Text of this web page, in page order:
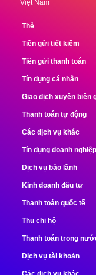
Việt Nam
Thẻ
Tiền gửi tiết kiệm
Tiền gửi thanh toán
Tín dụng cá nhân
Giao dịch xuyên biên
Thanh toán tự động
Các dịch vụ khác
Tín dụng doanh nghiệp
Dịch vụ bảo lãnh
Kinh doanh đầu tư
Thanh toán quốc tế
Thu chi hộ
Thanh toán trong
Dịch vụ tài khoản